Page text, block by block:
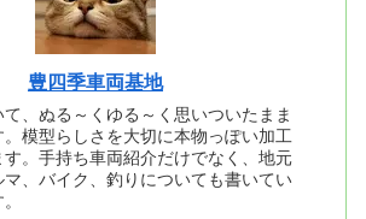
豊四季車両基地
、ぬる～くゆる～く思いついたまま
模型らしさを大切に本物っぽい加工
す。手持ち車両紹介だけでなく、地元
マ、バイク、釣りについても書いてい